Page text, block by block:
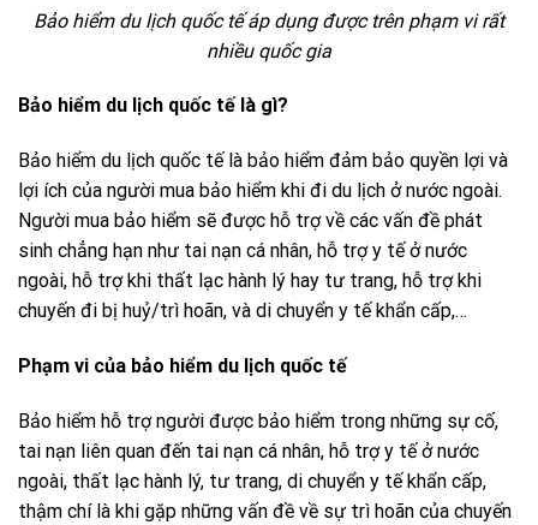
Bảo hiểm du lịch quốc tế áp dụng được trên phạm vi rất
nhiều quốc gia
Bảo hiểm du lịch quốc tế là gì?
Bảo hiểm du lịch quốc tế là bảo hiểm đảm bảo quyền lợi và
lợi ích của người mua bảo hiểm khi đi du lịch ở nước ngoài.
Người mua bảo hiểm sẽ được hỗ trợ về các vấn đề phát
sinh chẳng hạn như tai nạn cá nhân, hỗ trợ y tế ở nước
ngoài, hỗ trợ khi thất lạc hành lý hay tư trang, hỗ trợ khi
chuyến đi bị huỷ/trì hoãn, và di chuyển y tế khẩn cấp,…
Phạm vi của bảo hiểm du lịch quốc tế
Bảo hiểm hỗ trợ người được bảo hiểm trong những sự cố,
tai nạn liên quan đến tai nạn cá nhân, hỗ trợ y tế ở nước
ngoài, thất lạc hành lý, tư trang, di chuyển y tế khẩn cấp,
thậm chí là khi gặp những vấn đề về sự trì hoãn của chuyến